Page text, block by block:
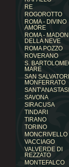
RE
ROGOROTTO
ROMA - DIVINO
AMORE
ROMA -
DELLA NEVE
ROMA POZZO
ROVERANO
S.
MARE
SAN
MONFERRATO
SAVONA
SIRACUSA
TINDARI
TIRANO
TORINO
MONCRIVELLO
VACCIAGO
VALVERDE DI
REZZATO
MONTEFALCO